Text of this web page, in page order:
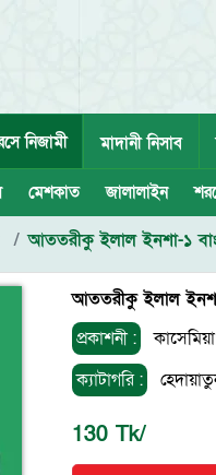
নিজামী মাদানী নিসাব
মেশকাত জালালাইন
আততরীকু ইলাল ইনশা-১
আততরীকু ইলাল
প্রকাশনী :
কাসেমিয়া
ক্যাটাগরি :
130 Tk/